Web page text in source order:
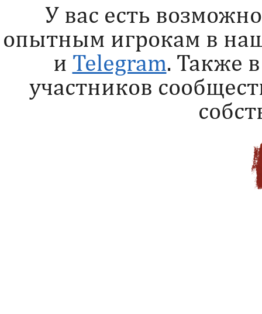
У вас есть
опытным игрокам в
и Telegram. Также
участников